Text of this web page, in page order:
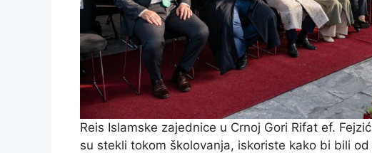
Reis Islamske zajednice u Crnoj Gori Rifat ef.
su stekli tokom školovanja, iskoriste kako bi bili